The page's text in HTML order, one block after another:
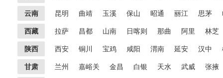
云南 昆明 曲靖 玉溪 保山 昭通 丽江 思茅
西藏 拉萨 昌都 山南 日喀则 那曲 阿里 林芝
陕西 西安 铜川 宝鸡 咸阳 渭南 延安 汉中
甘肃 兰州 嘉峪关 金昌 白银 天水 武威 张掖